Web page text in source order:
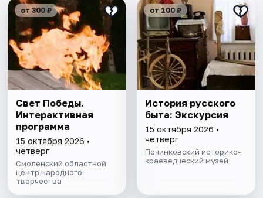
от 300 ₽
Свет Победы.
Интерактивная
программа
15 октября 2026 •
четверг
Смоленский областной
центр народного
творчества
от 100 ₽
История русского
быта: Экскурсия
15 октября 2026 •
четверг
Починковский историко-
краеведческий музей